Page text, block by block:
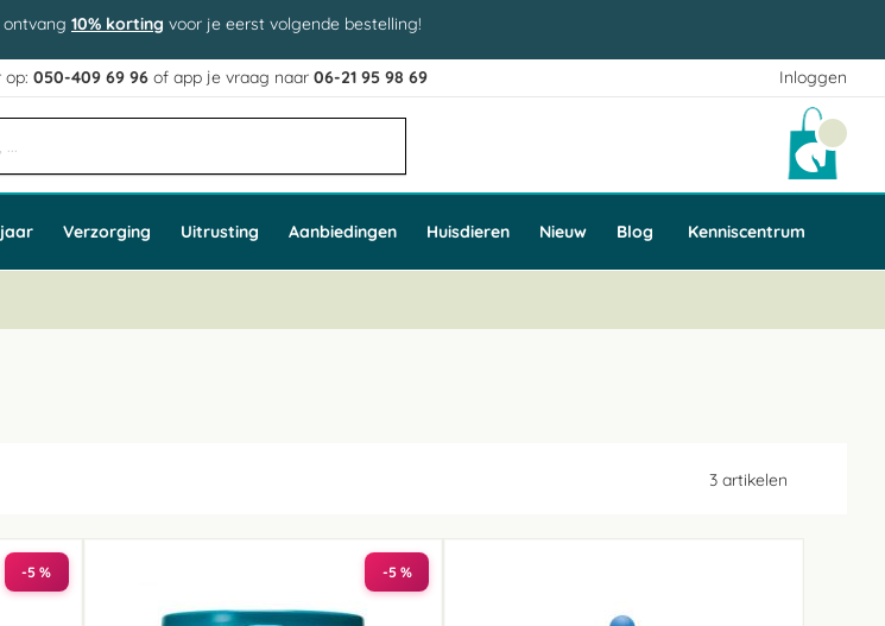
ontvang 10% korting voor je eerst volgende bestelling!
Inloggen
op:050-409 69 96 of app je vraag naar06-21 95 98 69
Verzorging Uitrusting Aanbiedingen Huisdieren Nieuw Blog Kenniscentrum
3 artikelen
-5 % -5 %